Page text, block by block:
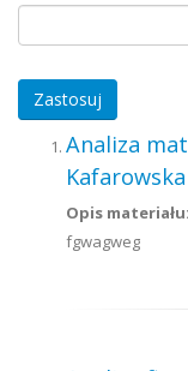
Analiza
Opis materiału:
fgwagweg